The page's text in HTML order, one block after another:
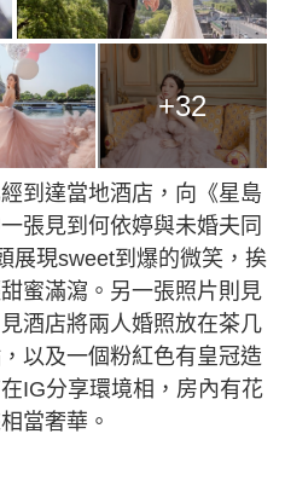
+32
到達當地酒店，向《星島
張見到何依婷與未婚夫同
展現sweet到爆的微笑，挨
蜜滿瀉。另一張照片則見
酒店將兩人婚照放在茶几
以及一個粉紅色有皇冠造
IG分享環境相，房內有花
當奢華。